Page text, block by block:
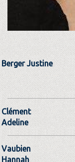
Berger Justine
Clément
Adeline
Vaubien
Hannah